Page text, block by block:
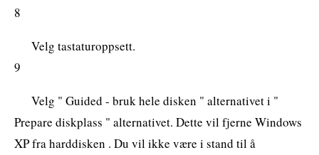
8
Velg tastaturoppsett.
9
Velg " Guided - bruk hele disken " alternativet i "
Prepare diskplass " alternativet. Dette vil fjerne Windows
XP fra harddisken . Du vil ikke være i stand til å